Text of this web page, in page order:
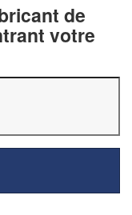
de
votre